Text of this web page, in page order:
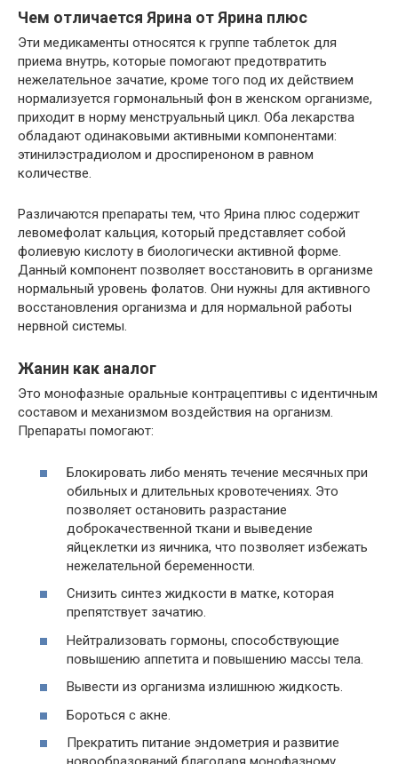
Чем отличается Ярина от Ярина плюс
Эти медикаменты относятся к группе таблеток для
приема внутрь, которые помогают предотвратить
нежелательное зачатие, кроме того под их действием
нормализуется гормональный фон в женском организме,
приходит в норму менструальный цикл. Оба лекарства
обладают одинаковыми активными компонентами:
этинилэстрадиолом и дроспиреноном в равном
количестве.
Различаются препараты тем, что Ярина плюс содержит
левомефолат кальция, который представляет собой
фолиевую кислоту в биологически активной форме.
Данный компонент позволяет восстановить в организме
нормальный уровень фолатов. Они нужны для активного
восстановления организма и для нормальной работы
нервной системы.
Жанин как аналог
Это монофазные оральные контрацептивы с идентичным
составом и механизмом воздействия на организм.
Препараты помогают:
Блокировать либо менять течение месячных при
обильных и длительных кровотечениях. Это
позволяет остановить разрастание
доброкачественной ткани и выведение
яйцеклетки из яичника, что позволяет избежать
нежелательной беременности.
Снизить синтез жидкости в матке, которая
препятствует зачатию.
Нейтрализовать гормоны, способствующие
повышению аппетита и повышению массы тела.
Вывести из организма излишнюю жидкость.
Бороться с акне.
Прекратить питание эндометрия и развитие